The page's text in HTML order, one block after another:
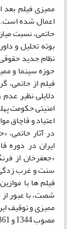
ممیزی فیلم بعد
اعمال شده است.
حاتمی، نسبت
نظام جدید
حوزه سینما و
فیلم از حاتمی،
دلایلی نظیر
امنیتی حکومت
اعتیاد و قاچاق
در آثار حاتمی،
ایران در دوره
«جعفرخان از
سنت و غرب
فیلم ها با
شصت، با عبور
ممیزی و توقیف
مصوب 1344 و 1361، نقض شده اند.